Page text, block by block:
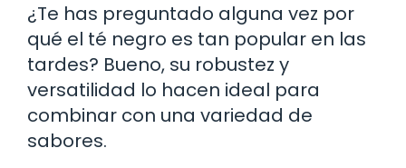
¿Te has preguntado alguna vez por
qué el té negro es tan popular en las
tardes? Bueno, su robustez y
versatilidad lo hacen ideal para
combinar con una variedad de
sabores.